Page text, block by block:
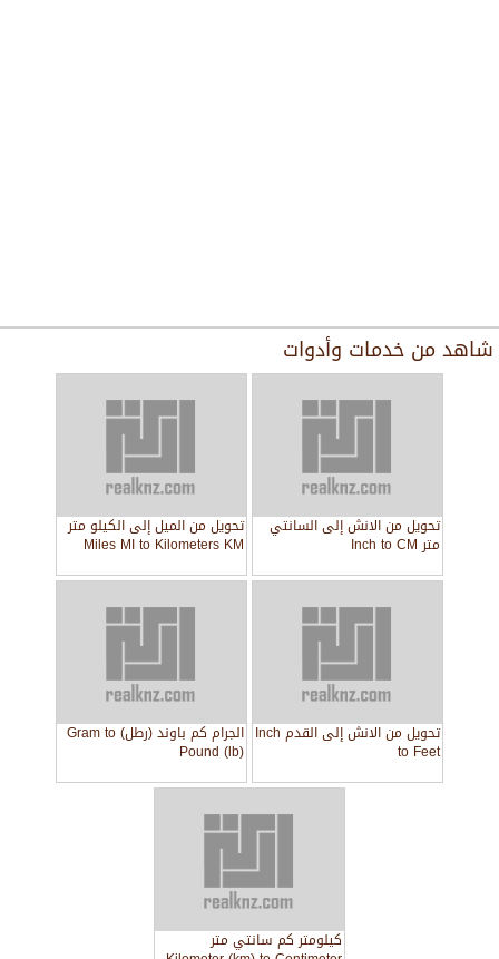
شاهد من خدمات وأدوات
تحويل من الانش إلى السانتي
متر Inch to CM
تحويل من الميل إلى الكيلو متر
Miles MI to Kilometers KM
تحويل من الانش إلى القدم Inch
to Feet
الجرام كم باوند (رطل) Gram to
Pound (lb)
كيلومتر كم سانتي متر